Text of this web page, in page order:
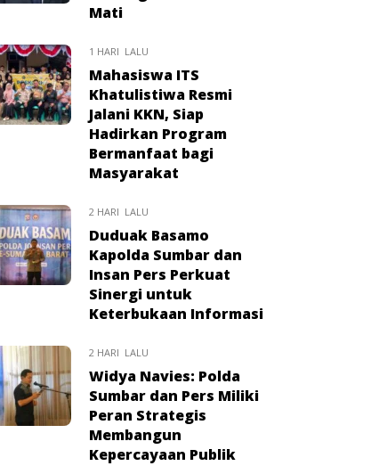
Mati
1 HARI LALU
Mahasiswa ITS
Khatulistiwa Resmi
Jalani KKN, Siap
Hadirkan Program
Bermanfaat bagi
Masyarakat
2 HARI LALU
Duduak Basamo
Kapolda Sumbar dan
Insan Pers Perkuat
Sinergi untuk
Keterbukaan Informasi
2 HARI LALU
Widya Navies: Polda
Sumbar dan Pers Miliki
Peran Strategis
Membangun
Kepercayaan Publik